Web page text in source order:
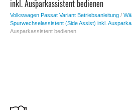
inkl. Ausparkassistent bedienen
Volkswagen Passat Variant Betriebsanleitung /
Spurwechselassistent (Side Assist) inkl.
Ausparkassistent bedienen